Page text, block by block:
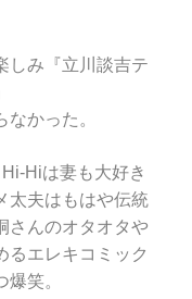
しみ『立川談吉テ
かった。
Hiは妻も大好き
太夫はもはや伝統
さんのオタオタや
るエレキコミック
笑。